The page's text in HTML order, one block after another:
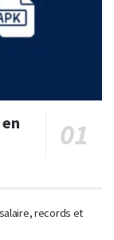
records et